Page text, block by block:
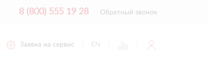
8 (800) 555 19 28 Обратный звонок
Заявка на сервис EN